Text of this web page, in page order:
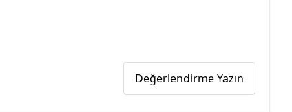
Değerlendirme Yazın